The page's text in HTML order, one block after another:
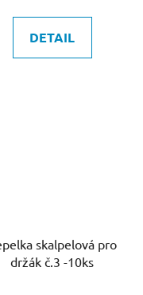
DETAIL
skalpelová pro
držák č.3 -10ks